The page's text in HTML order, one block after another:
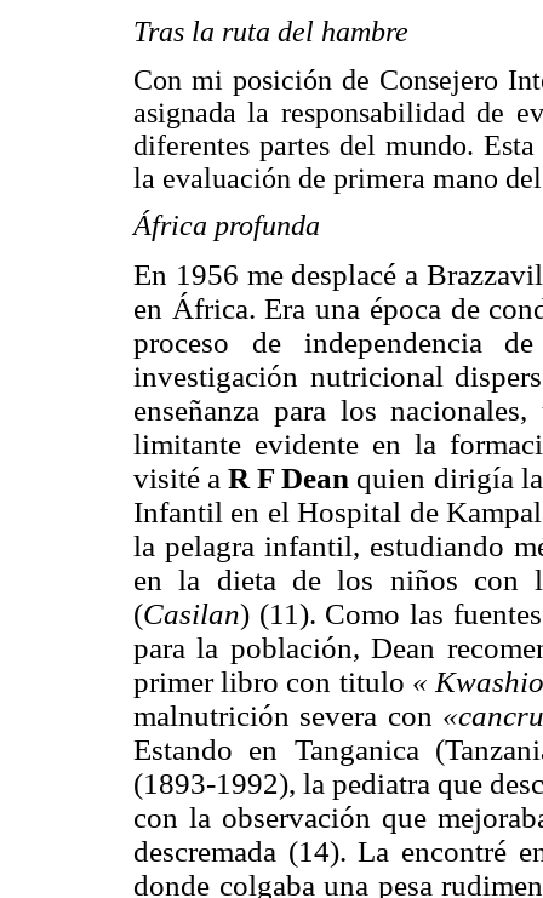
Tras la ruta del hambre
Con mi posición de Consejero
asignada la responsabilidad de
diferentes partes del mundo.
la evaluación de primera mano
África profunda
En 1956 me desplacé a
en África. Era una época de
proceso de independencia
investigación nutricional
enseñanza para los
limitante evidente en la
visité aR F Dean quien dirigía
Infantil en el Hospital de
la pelagra infantil, estudiando
en la dieta de los niños con
(Casilan) (11). Como las
para la población, Dean
primer libro con titulo «
malnutrición severa con
Estando en Tanganica
(1893-1992), la pediatra que
con la observación que
descremada (14). La encontré
donde colgaba una pesa